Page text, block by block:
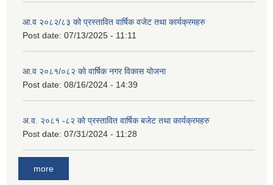
आ.व २०८२/८३ को प्रस्तावित वार्षिक वजेट तथा कार्यक्रमहरु
Post date: 07/13/2025 - 11:11
आ.व २०८१/०८२ को वार्षिक नगर विकास योजना
Post date: 08/16/2024 - 14:39
अ.व. २०८१ -८२ को प्रस्तावित वार्षिक बजेट तथा कार्यक्रमहरु
Post date: 07/31/2024 - 11:28
more